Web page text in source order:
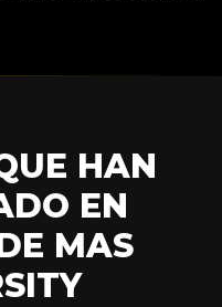
HAN
EN
MAS